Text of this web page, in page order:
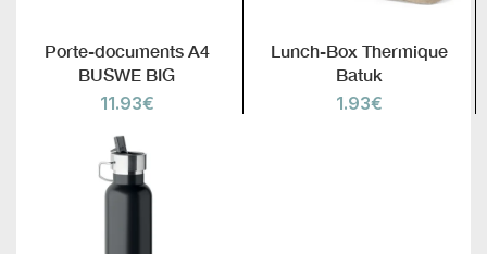
Porte-documents A4
BUSWE BIG
11.93€
Lunch-Box Thermique
Batuk
1.93€